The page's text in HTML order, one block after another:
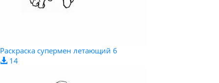
Раскраска супермен летающий 6
14